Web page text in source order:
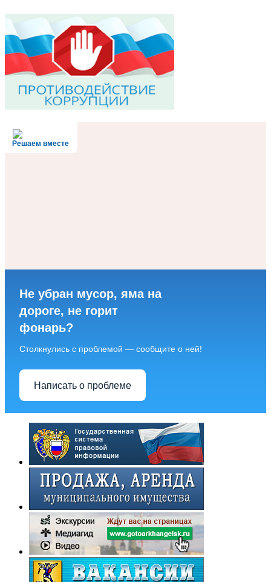
Решаем вместе
Не убран мусор, яма на
дороге, не горит
фонарь?
Столкнулись с проблемой — сообщите о ней!
Написать о проблеме